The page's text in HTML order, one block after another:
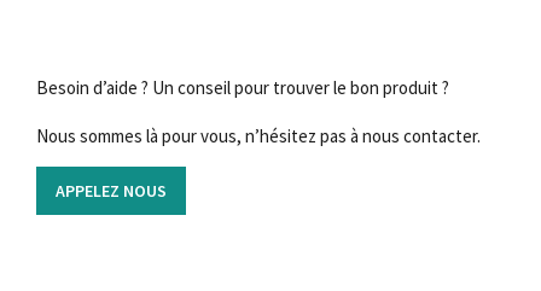
Besoin d’aide ? Un conseil pour trouver le bon produit ?
Nous sommes là pour vous, n’hésitez pas à nous contacter.
APPELEZ NOUS